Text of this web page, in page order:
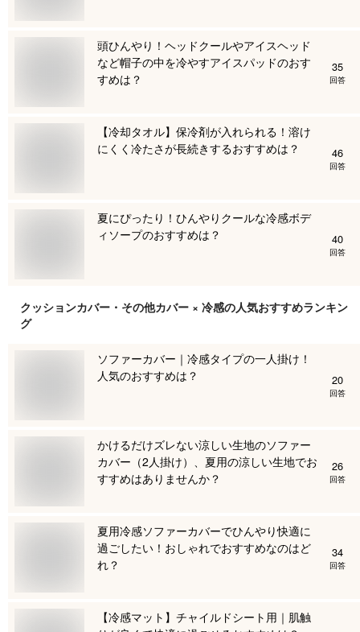
頭ひんやり！ヘッドクールやアイスヘッド
など帽子の中を冷やすアイスパッドのおす
すめは？
35
回答
【冷却タオル】保冷剤が入れられる！溶け
にくく冷たさが長続きするおすすめは？
46
回答
夏にぴったり！ひんやりクールな冷感ボデ
ィソープのおすすめは？
40
回答
クッションカバー・その他カバー × 冷感の人気おすすめランキン
グ
ソファーカバー｜冷感タイプの一人掛け！
人気のおすすめは？
20
回答
かけるだけズレない涼しい生地のソファー
カバー（2人掛け）、夏用の涼しい生地でお
すすめはありませんか？
26
回答
夏用冷感ソファーカバーでひんやり快適に
過ごしたい！おしゃれでおすすめなのはど
れ？
34
回答
【冷感マット】チャイルドシート用｜肌触